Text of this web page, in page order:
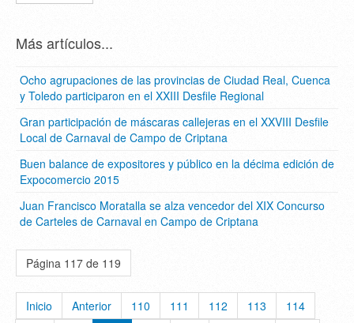
Más artículos...
Ocho agrupaciones de las provincias de Ciudad Real, Cuenca
y Toledo participaron en el XXIII Desfile Regional
Gran participación de máscaras callejeras en el XXVIII Desfile
Local de Carnaval de Campo de Criptana
Buen balance de expositores y público en la décima edición de
Expocomercio 2015
Juan Francisco Moratalla se alza vencedor del XIX Concurso
de Carteles de Carnaval en Campo de Criptana
Página 117 de 119
Inicio Anterior 110 111 112 113
114